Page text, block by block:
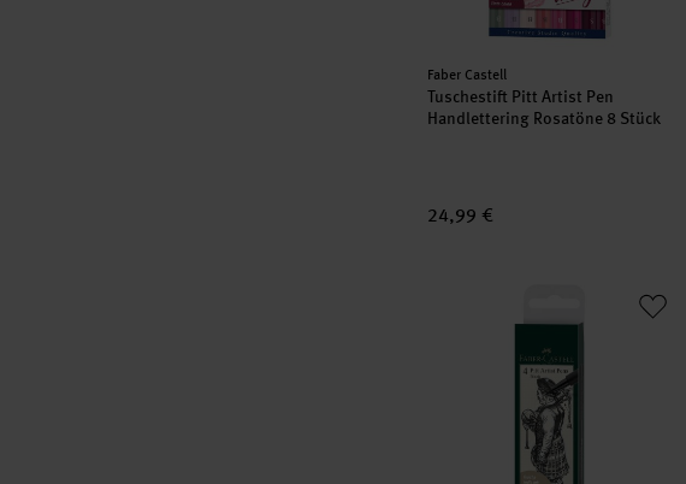
Hersteller:
Faber Castell
Tuschestift Pitt Artist Pen
Handlettering Rosatöne 8 Stück
24,99 €